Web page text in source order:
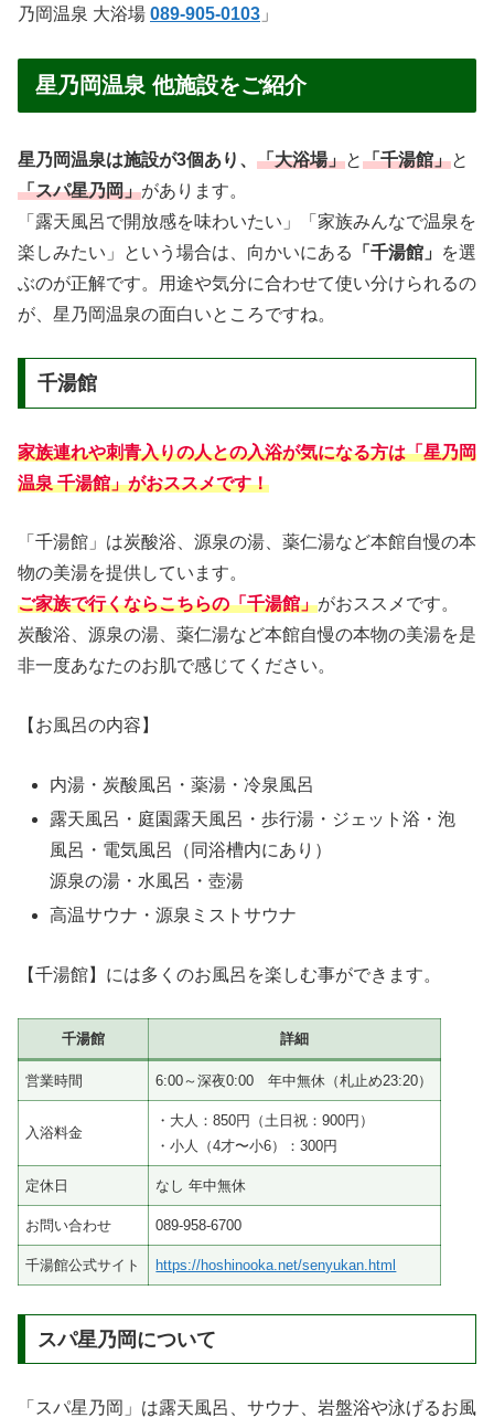
乃岡温泉 大浴場 089-905-0103 」
星乃岡温泉 他施設をご紹介
星乃岡温泉は施設が3個あり、 「大浴場」と「千湯館」と
「スパ星乃岡」があります。
「露天風呂で開放感を味わいたい」「家族みんなで温泉を
楽しみたい」という場合は、向かいにある
「千湯館」
を選
ぶのが正解です。用途や気分に合わせて使い分けられるの
が、星乃岡温泉の面白いところですね。
千湯館
家族連れや刺青入りの人との入浴が気になる方は「星乃岡
温泉 千湯館」がおススメです！
「千湯館」は炭酸浴、源泉の湯、薬仁湯など本館自慢の本
物の美湯を提供しています。
ご家族で行くならこちらの「千湯館」がおススメです。
炭酸浴、源泉の湯、薬仁湯など本館自慢の本物の美湯を是
非一度あなたのお肌で感じてください。
【お風呂の内容】
内湯・炭酸風呂・薬湯・冷泉風呂
露天風呂・庭園露天風呂・歩行湯・ジェット浴・泡
風呂・電気風呂（同浴槽内にあり）
源泉の湯・水風呂・壺湯
高温サウナ・源泉ミストサウナ
【千湯館】には多くのお風呂を楽しむ事ができます。
千湯館 詳細
営業時間 6:00～深夜0:00 年中無休（札止め23:20）
入浴料金
・大人：850円（土日祝：900円）
・小人（4才〜小6）：300円
定休日 なし 年中無休
お問い合わせ 089-958-6700
千湯館公式サイト https://hoshinooka.net/senyukan.html
スパ星乃岡について
「スパ星乃岡」は露天風呂、サウナ、岩盤浴や泳げるお風